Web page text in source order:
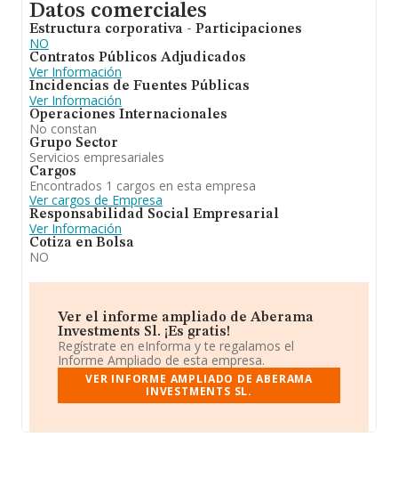
Datos comerciales
Estructura corporativa - Participaciones
NO
Contratos Públicos Adjudicados
Ver Información
Incidencias de Fuentes Públicas
Ver Información
Operaciones Internacionales
No constan
Grupo Sector
Servicios empresariales
Cargos
Encontrados 1 cargos en esta empresa
Ver cargos de Empresa
Responsabilidad Social Empresarial
Ver Información
Cotiza en Bolsa
NO
Ver el informe ampliado de Aberama
Investments Sl. ¡Es gratis!
Regístrate en eInforma y te regalamos el
Informe Ampliado de esta empresa.
VER INFORME AMPLIADO DE ABERAMA
INVESTMENTS SL.